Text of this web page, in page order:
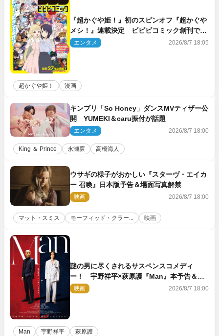
『超かぐや姫！』初のスピンオフ『超かぐや
メシ！』連載決定 ビビビコミック創刊で31
作品一挙公開
エンタメ 2026/8/7 18:05
超かぐや姫！ 漫画
キンプリ「So Honey」ダンスMVティザー公
開 YUMEKI＆caru振付が話題
エンタメ 2026/8/7 18:00
King ＆ Prince 永瀬廉 高橋海人
ウサギの様子がおかしい『スターヴ・エイカ
ー 召喚』日本版予告＆場面写真解禁
映画 2026/8/7 18:00
マット・スミス モーフィッド・クラー... 映画
謎の男に尽くされるサスペンスコメディ
ー！ 宇野祥平×萩原護『Man』本予告＆新
ビジュアル解禁
映画 2026/8/7 18:00
Man 宇野祥平 萩原護